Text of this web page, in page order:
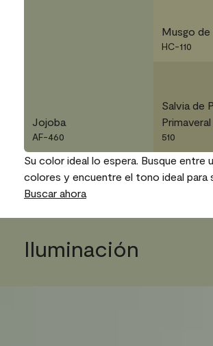
Jojoba
AF-460
Musgo
HC-110
Salvia de
Primaveral
510
Su color ideal lo espera. Busque entre
colores y encuentre el tono ideal para
Buscar ahora
Iluminación